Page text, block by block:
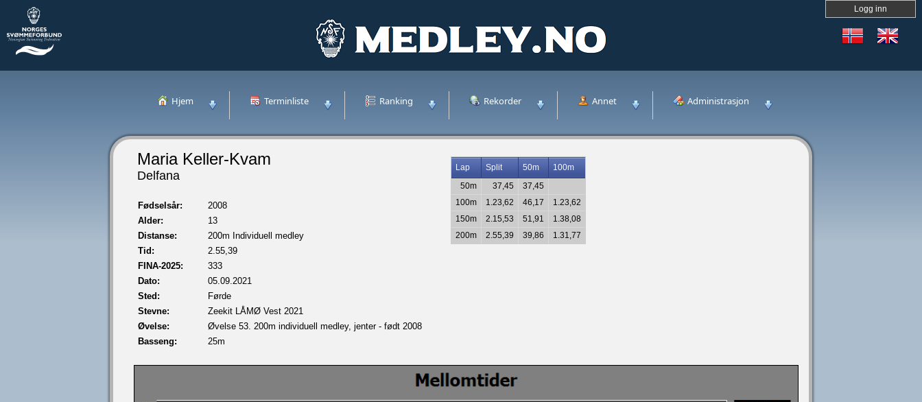
Logg inn
Hjem Terminliste Ranking Rekorder Annet Administrasjon
Maria Keller-Kvam
Delfana
Fødselsår:
2008
Alder:
13
Distanse:
200m Individuell medley
Tid:
2.55,39
FINA-2025:
333
Dato:
05.09.2021
Sted:
Førde
Stevne:
Zeekit LÅMØ Vest 2021
Øvelse:
Øvelse 53. 200m individuell medley, jenter - født 2008
Basseng:
25m
Lap Split 50m
100m
50m
37,45
37,45
100m
1.23,62 46,17
1.23,62
150m
2.15,53 51,91
1.38,08
200m
2.55,39 39,86 1.31,77